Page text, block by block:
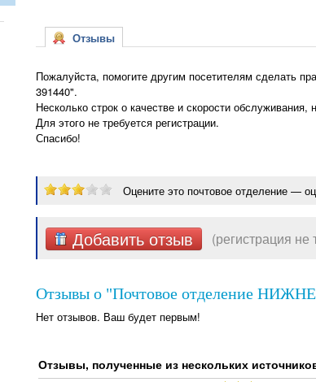
Отзывы
Пожалуйста, помогите другим посетителям
391440".
Несколько строк о качестве и скорости
Для этого не требуется регистрации.
Спасибо!
Оцените это почтовое отделение —
Добавить отзыв (регистрация не
Отзывы о "Почтовое отделение
Нет отзывов. Ваш будет первым!
Отзывы, полученные из нескольких